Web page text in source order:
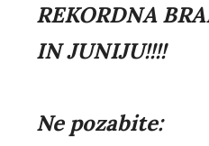
REKORDNA
IN JUNIJU!!!!
Ne pozabite: